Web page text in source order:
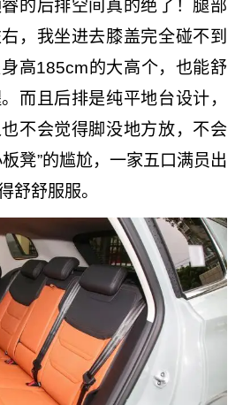
的后排空间真的绝了！腿部
，我坐进去膝盖完全碰不到
高185cm的大高个，也能舒
而且后排是纯平地台设计，
不会觉得脚没地方放，不会
凳”的尴尬，一家五口满员出
舒舒服服。